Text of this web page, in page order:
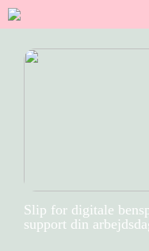
Slip for digitale
support din